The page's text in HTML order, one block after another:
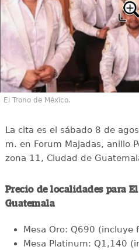
El Trono de México.
La cita es el sábado 8 de
m. en Forum Majadas, anillo
zona 11, Ciudad de
Precio de localidades para
Guatemala
Mesa Oro: Q690 (incluye
Mesa Platinum: Q1,140